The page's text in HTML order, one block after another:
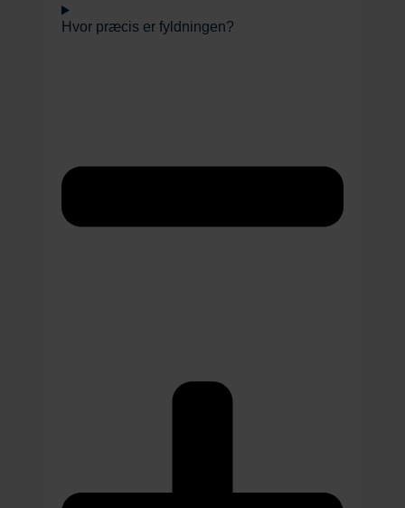
Hvor præcis er fyldningen?